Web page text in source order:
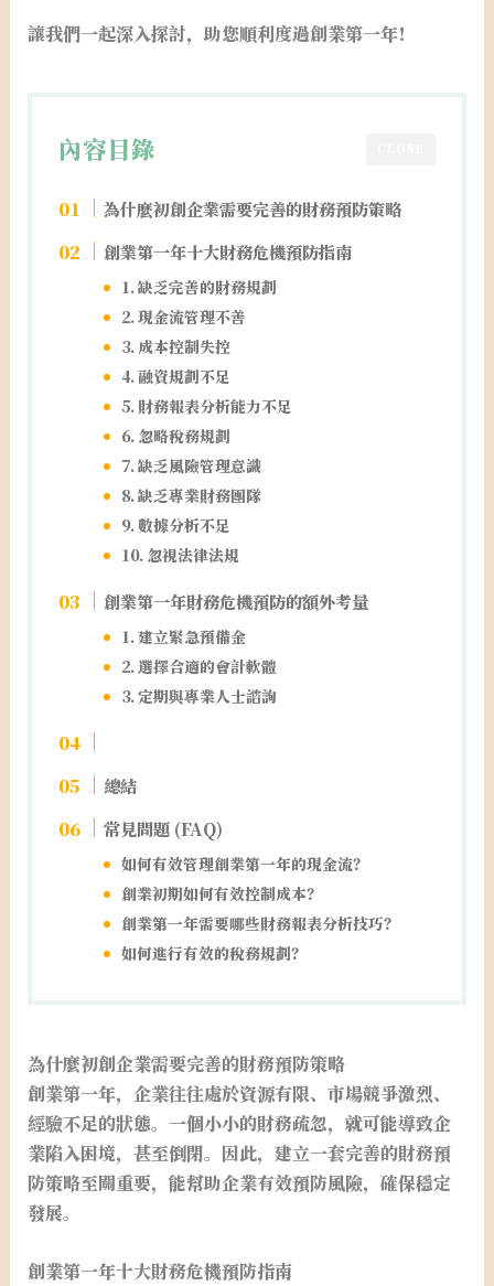
讓我們一起深入探討，助您順利度過創業第一年！
內容目錄
為什麼初創企業需要完善的財務預防策略
創業第一年十大財務危機預防指南
1. 缺乏完善的財務規劃
2. 現金流管理不善
3. 成本控制失控
4. 融資規劃不足
5. 財務報表分析能力不足
6. 忽略稅務規劃
7. 缺乏風險管理意識
8. 缺乏專業財務團隊
9. 數據分析不足
10. 忽視法律法規
創業第一年財務危機預防的額外考量
1. 建立緊急預備金
2. 選擇合適的會計軟體
3. 定期與專業人士諮詢
總結
常見問題 (FAQ)
如何有效管理創業第一年的現金流？
創業初期如何有效控制成本？
創業第一年需要哪些財務報表分析技巧？
如何進行有效的稅務規劃？
為什麼初創企業需要完善的財務預防策略
創業第一年，企業往往處於資源有限、市場競爭激烈、
經驗不足的狀態。一個小小的財務疏忽，就可能導致企
業陷入困境，甚至倒閉。因此，建立一套完善的財務預
防策略至關重要，能幫助企業有效預防風險，確保穩定
發展。
創業第一年十大財務危機預防指南